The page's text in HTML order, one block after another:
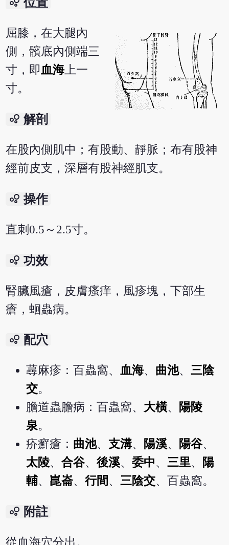
位置
屈膝，在大腿內
側，髕底內側端三
寸，即血海上一
寸。
bubble_chart 解剖
在股內側肌中；有股動、靜脈；布有股神
經前皮支，深層有股神經肌支。
bubble_chart 操作
直刺0.5～2.5寸。
bubble_chart 功效
腎臟風瘡，皮膚瘙痒，風疹塊，下部生
瘡，蛔蟲病。
bubble_chart 配穴
蕁麻疹：百蟲窩、血海、 曲池、三陰
交。
膽道蟲膽病：百蟲窩、 大橫、
陽陵
泉。
疥癬瘡： 曲池、支溝、 陽溪、 陽谷、
太陵、合谷、後溪、委中、三里、
陽
輔、 崑崙、行間 、三陰交、百蟲窩。
bubble_chart 附註
從血海穴分出。